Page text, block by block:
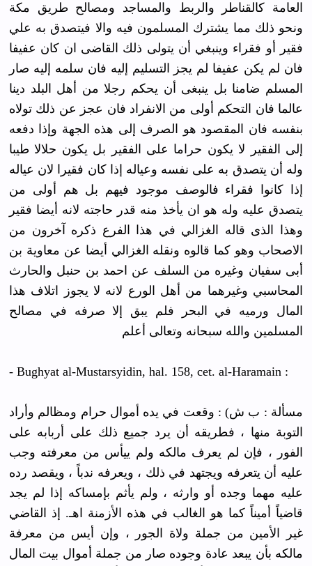
العامة كالقناطر والربط والمساجد ومصالح طريق مكة
ونحو ذلك مما يشترك المسلمون فيه والا فيتصدق به علي
فقير أو فقراء وينبغي أن يتولى ذلك القاضى ان كان عفيفا
فان لم يكن عفيفا لم يجز التسليم إليه فان سلمه إليه صار
المسلم ضامنا بل ينبغى أن يحكم رجلا من أهل البلد دينا
عالما فان التحكم أولى من الانفراد فان عجز عن ذلك تولاه
بنفسه فان المقصود هو الصرف إلى هذه الجهة وإذا دفعه
إلى الفقير لا يكون حراما على الفقير بل يكون حلالا طيبا
وله أن يتصدق به على نفسه وعياله إذا كان فقيرا لان عياله
إذا كانوا فقراء فالوصف موجود فيهم بل هم أولى من
يتصدق عليه وله هو ان يأخذ منه قدر حاجته لانه أيضا فقير
وهذا الذى قاله الغزالي في هذا الفرع ذكره آخرون من
الاصحاب وهو كما قالوه ونقله الغزالي أيضا عن معاوية بن
أبى سفيان وغيره من السلف عن احمد بن حنبل والحارث
المحاسبي وغيرهما من أهل الورع لانه لا يجوز اتلاف هذا
المال ورميه في البحر فلم يبق إلا صرفه في مصالح
المسلمين والله سبحانه وتعالى أعلم
- Bughyat al-Mustarsyidin, hal. 158, cet. al-Haramain :
مسألة : ب ش) : وقعت في يده أموال حرام ومظالم وأراد
التوبة منها ، فطريقه أن يرد جميع ذلك على أربابه على
الفور ، فإن لم يعرف مالكه ولم ييأس من معرفته وجب
عليه أن يتعرفه ويجتهد في ذلك ، ويعرفه ندباً ، ويقصد رده
عليه مهما وجده أو وارثه ، ولم يأثم بإمساكه إذا لم يجد
قاضياً أميناً كما هو الغالب في هذه الأزمنة اهـ. إذ القاضي
غير الأمين من جملة ولاة الجور ، وإن أيس من معرفة
مالكه بأن يبعد عادة وجوده صار من جملة أموال بيت المال